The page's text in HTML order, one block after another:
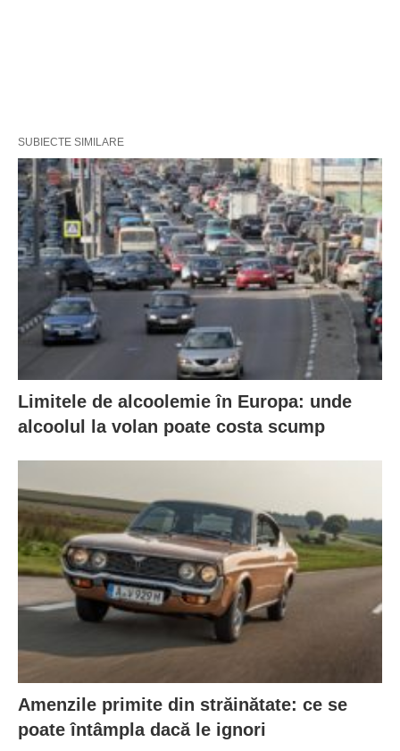
SUBIECTE SIMILARE
Limitele de alcoolemie în Europa: unde
alcoolul la volan poate costa scump
Amenzile primite din străinătate: ce se
poate întâmpla dacă le ignori